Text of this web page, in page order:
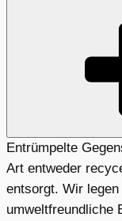
Entrümpelte
Art entweder
entsorgt. Wir
umweltfreundliche